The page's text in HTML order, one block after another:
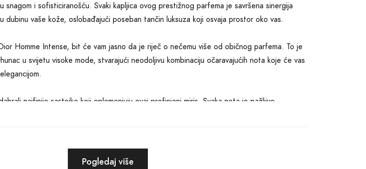
snagom i sofisticiranošću. Svaki kapljica ovog prestižnog parfema je savršena sinergija
dubinu vaše kože, oslobađajući poseban tančin luksuza koji osvaja prostor oko vas.
Homme Intense, bit će vam jasno da je riječ o nečemu više od običnog parfema. To je
u svijetu visoke mode, stvarajući neodoljivu kombinaciju očaravajućih nota koje će vas
najfinije sastojke koji oplemenjuju ovaj prefinjeni miris. Svaka nota je pažljivo
Pogledaj više